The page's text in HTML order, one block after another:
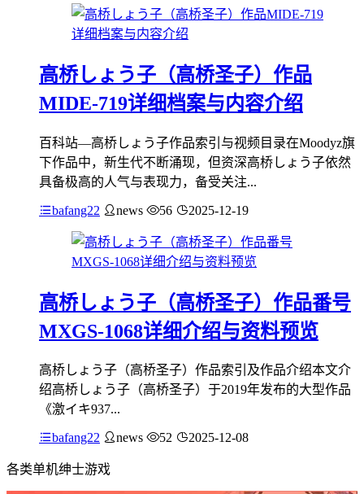
高桥しょう子（高桥圣子）作品
MIDE-719详细档案与内容介绍
百科站—高桥しょう子作品索引与视频目录在Moodyz旗
下作品中，新生代不断涌现，但资深高桥しょう子依然
具备极高的人气与表现力，备受关注...
bafang22 news 56 2025-12-19
高桥しょう子（高桥圣子）作品番号
MXGS-1068详细介绍与资料预览
高桥しょう子（高桥圣子）作品索引及作品介绍本文介
绍高桥しょう子（高桥圣子）于2019年发布的大型作品
《激イキ937...
bafang22 news 52 2025-12-08
各类单机绅士游戏